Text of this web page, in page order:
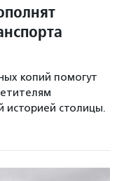
копий помогут
историей столицы.